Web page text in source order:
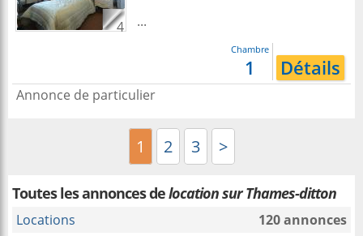
4
...
Chambre
1 Détails
Annonce de particulier
1 2 3 >
Toutes les annonces delocation sur Thames-ditton
Locations
120 annonces